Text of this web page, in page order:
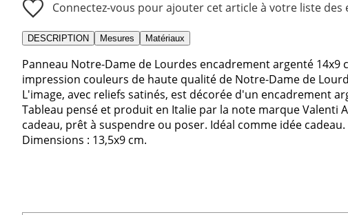
Connectez-vous pour ajouter cet article à votre liste des
DESCRIPTION Mesures Matériaux
Panneau Notre-Dame de Lourdes encadrement argenté 14x9
impression couleurs de haute qualité de Notre-Dame de
L'image, avec reliefs satinés, est décorée d'un encadrement
Tableau pensé et produit en Italie par la note marque Valenti
cadeau, prêt à suspendre ou poser. Idéal comme idée cadeau.
Dimensions : 13,5x9 cm.